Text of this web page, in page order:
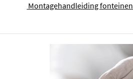
Montagehandleiding fonteinen